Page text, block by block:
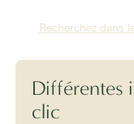
Recherchez dans
Différentes
clic